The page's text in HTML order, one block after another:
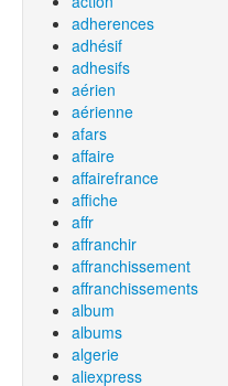
adherences
adhésif
adhesifs
aérien
aérienne
afars
affaire
affairefrance
affiche
affr
affranchir
affranchissement
affranchissements
album
albums
algerie
aliexpress